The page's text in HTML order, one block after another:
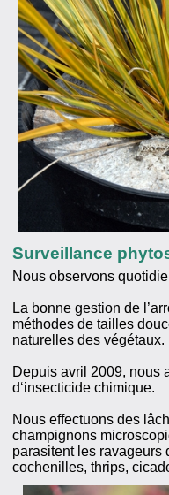
Surveillance
Nous observons
La bonne gestion de
méthodes de tailles
naturelles des végétaux.
Depuis avril 2009, nous
d‘insecticide chimique.
Nous effectuons des
champignons
parasitent les ravageurs
cochenilles, thrips,